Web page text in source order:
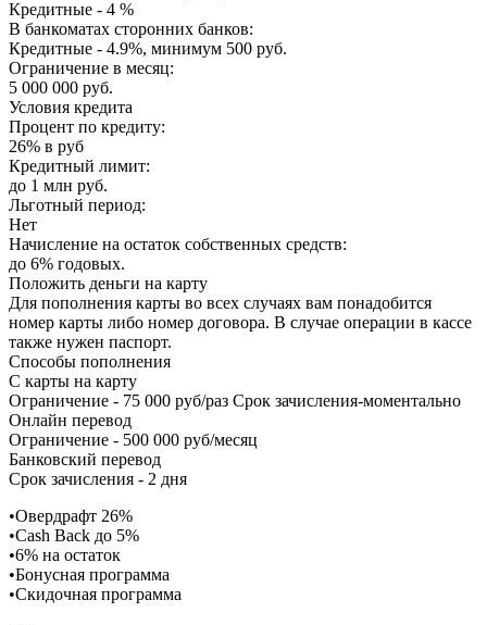
Кредитные - 4 %
В банкоматах сторонних банков:
Кредитные - 4.9%, минимум 500 руб.
Ограничение в месяц:
5 000 000 руб.
Условия кредита
Процент по кредиту:
26% в руб
Кредитный лимит:
до 1 млн руб.
Льготный период:
Нет
Начисление на остаток собственных средств:
до 6% годовых.
Положить деньги на карту
Для пополнения карты во всех случаях вам понадобится
номер карты либо номер договора. В случае операции в кассе
также нужен паспорт.
Способы пополнения
С карты на карту
Ограничение - 75 000 руб/раз Срок зачисления-моментально
Онлайн перевод
Ограничение - 500 000 руб/месяц
Банковский перевод
Срок зачисления - 2 дня
•Овердрафт 26%
•Cash Back до 5%
•6% на остаток
•Бонусная программа
•Скидочная программа